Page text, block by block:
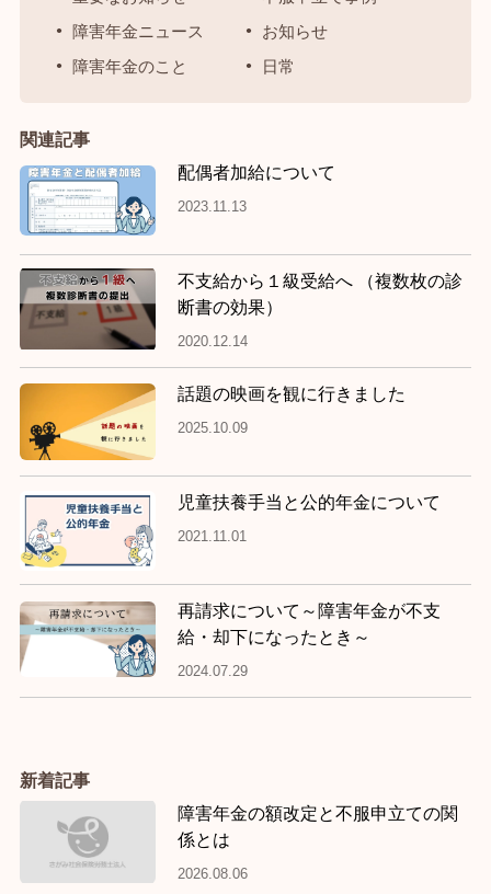
障害年金ニュース
お知らせ
障害年金のこと
日常
関連記事
配偶者加給について
2023.11.13
不支給から１級受給へ （複数枚の診
断書の効果）
2020.12.14
話題の映画を観に行きました
2025.10.09
児童扶養手当と公的年金について
2021.11.01
再請求について～障害年金が不支
給・却下になったとき～
2024.07.29
新着記事
障害年金の額改定と不服申立ての関
係とは
2026.08.06